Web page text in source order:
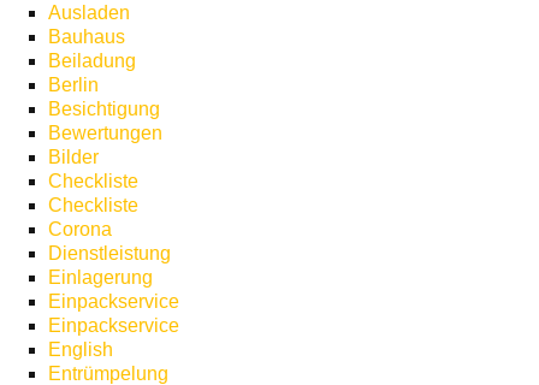
Ausladen
Bauhaus
Beiladung
Berlin
Besichtigung
Bewertungen
Bilder
Checkliste
Checkliste
Corona
Dienstleistung
Einlagerung
Einpackservice
Einpackservice
English
Entrümpelung